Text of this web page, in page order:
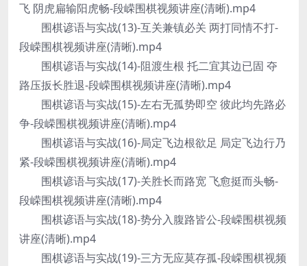
飞 阴虎扁输阳虎畅-段嵘围棋视频讲座(清晰).mp4
围棋谚语与实战(13)-互关兼镇必关 两打同情不打-
段嵘围棋视频讲座(清晰).mp4
围棋谚语与实战(14)-阻渡生根 托二宜其边已固 夺
路压扳长胜退-段嵘围棋视频讲座(清晰).mp4
围棋谚语与实战(15)-左右无孤势即空 彼此均先路必
争-段嵘围棋视频讲座(清晰).mp4
围棋谚语与实战(16)-局定飞边根欲足 局定飞边行乃
紧-段嵘围棋视频讲座(清晰).mp4
围棋谚语与实战(17)-关胜长而路宽 飞愈挺而头畅-
段嵘围棋视频讲座(清晰).mp4
围棋谚语与实战(18)-势分入腹路皆公-段嵘围棋视频
讲座(清晰).mp4
围棋谚语与实战(19)-三方无应莫存孤-段嵘围棋视频